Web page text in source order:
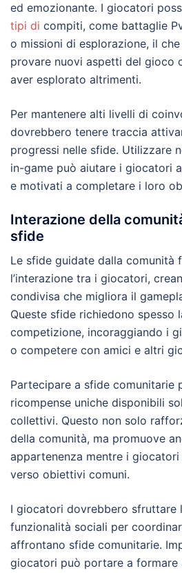
ed emozionante. I giocatori
tipi di compiti, come battaglie
o missioni di esplorazione, il
provare nuovi aspetti del gioco
aver esplorato altrimenti.
Per mantenere alti livelli di
dovrebbero tenere traccia
progressi nelle sfide. Utilizzare
in-game può aiutare i giocatori
e motivati a completare i loro
Interazione della
sfide
Le sfide guidate dalla comunità
l’interazione tra i giocatori,
condivisa che migliora il
Queste sfide richiedono spesso
competizione, incoraggiando i
o competere con amici e altri
Partecipare a sfide comunitarie
ricompense uniche disponibili
collettivi. Questo non solo
della comunità, ma promuove
appartenenza mentre i
verso obiettivi comuni.
I giocatori dovrebbero sfruttare
funzionalità sociali per
affrontano sfide comunitarie.
giocatori può portare a formare